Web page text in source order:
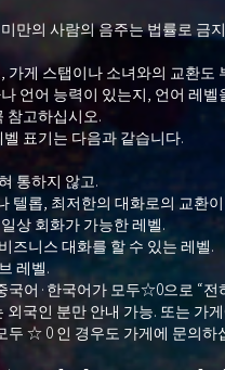
만의 사람의 음주는 법률로 금
게 스탭이나 소녀와의 교환도
언어 능력이 있는지, 언어 레벨
참고하십시오.
표기는 다음과 같습니다.
하지 않고.
, 최저한의 대화로의 교환이
회화가 가능한 레벨.
스 대화를 할 수 있는 레벨.
레벨.
국어·한국어가 모두☆0으로 “전
외국인 분만 안내 가능. 또는 가
두 ☆ 0 인 경우도 가게에 문의하